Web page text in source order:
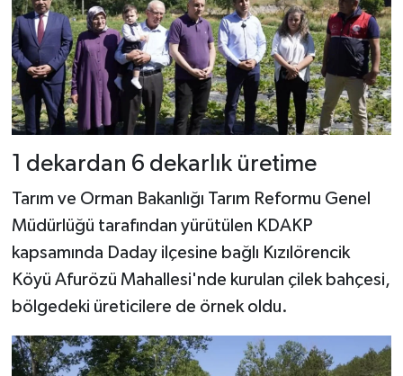
1 dekardan 6 dekarlık üretime
Tarım ve Orman Bakanlığı Tarım Reformu Genel
Müdürlüğü tarafından yürütülen KDAKP
kapsamında Daday ilçesine bağlı Kızılörencik
Köyü Afurözü Mahallesi'nde kurulan çilek bahçesi,
bölgedeki üreticilere de örnek oldu.
Teknoloji Haberleri
Siyaset Haberleri
Dünya Haberleri
Haber Arşivi